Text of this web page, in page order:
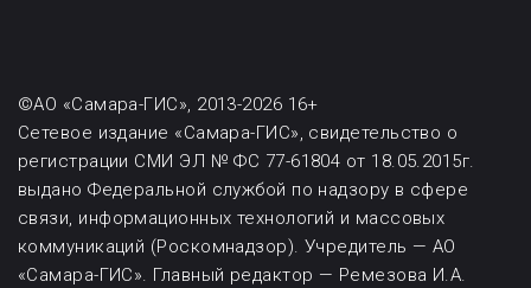
©АО «Самара-ГИС», 2013-2026 16+
Сетевое издание «Самара-ГИС», свидетельство о
регистрации СМИ ЭЛ № ФС 77-61804 от 18.05.2015г.
выдано Федеральной службой по надзору в сфере
связи, информационных технологий и массовых
коммуникаций (Роскомнадзор). Учредитель — АО
«Самара-ГИС». Главный редактор — Ремезова И.А.